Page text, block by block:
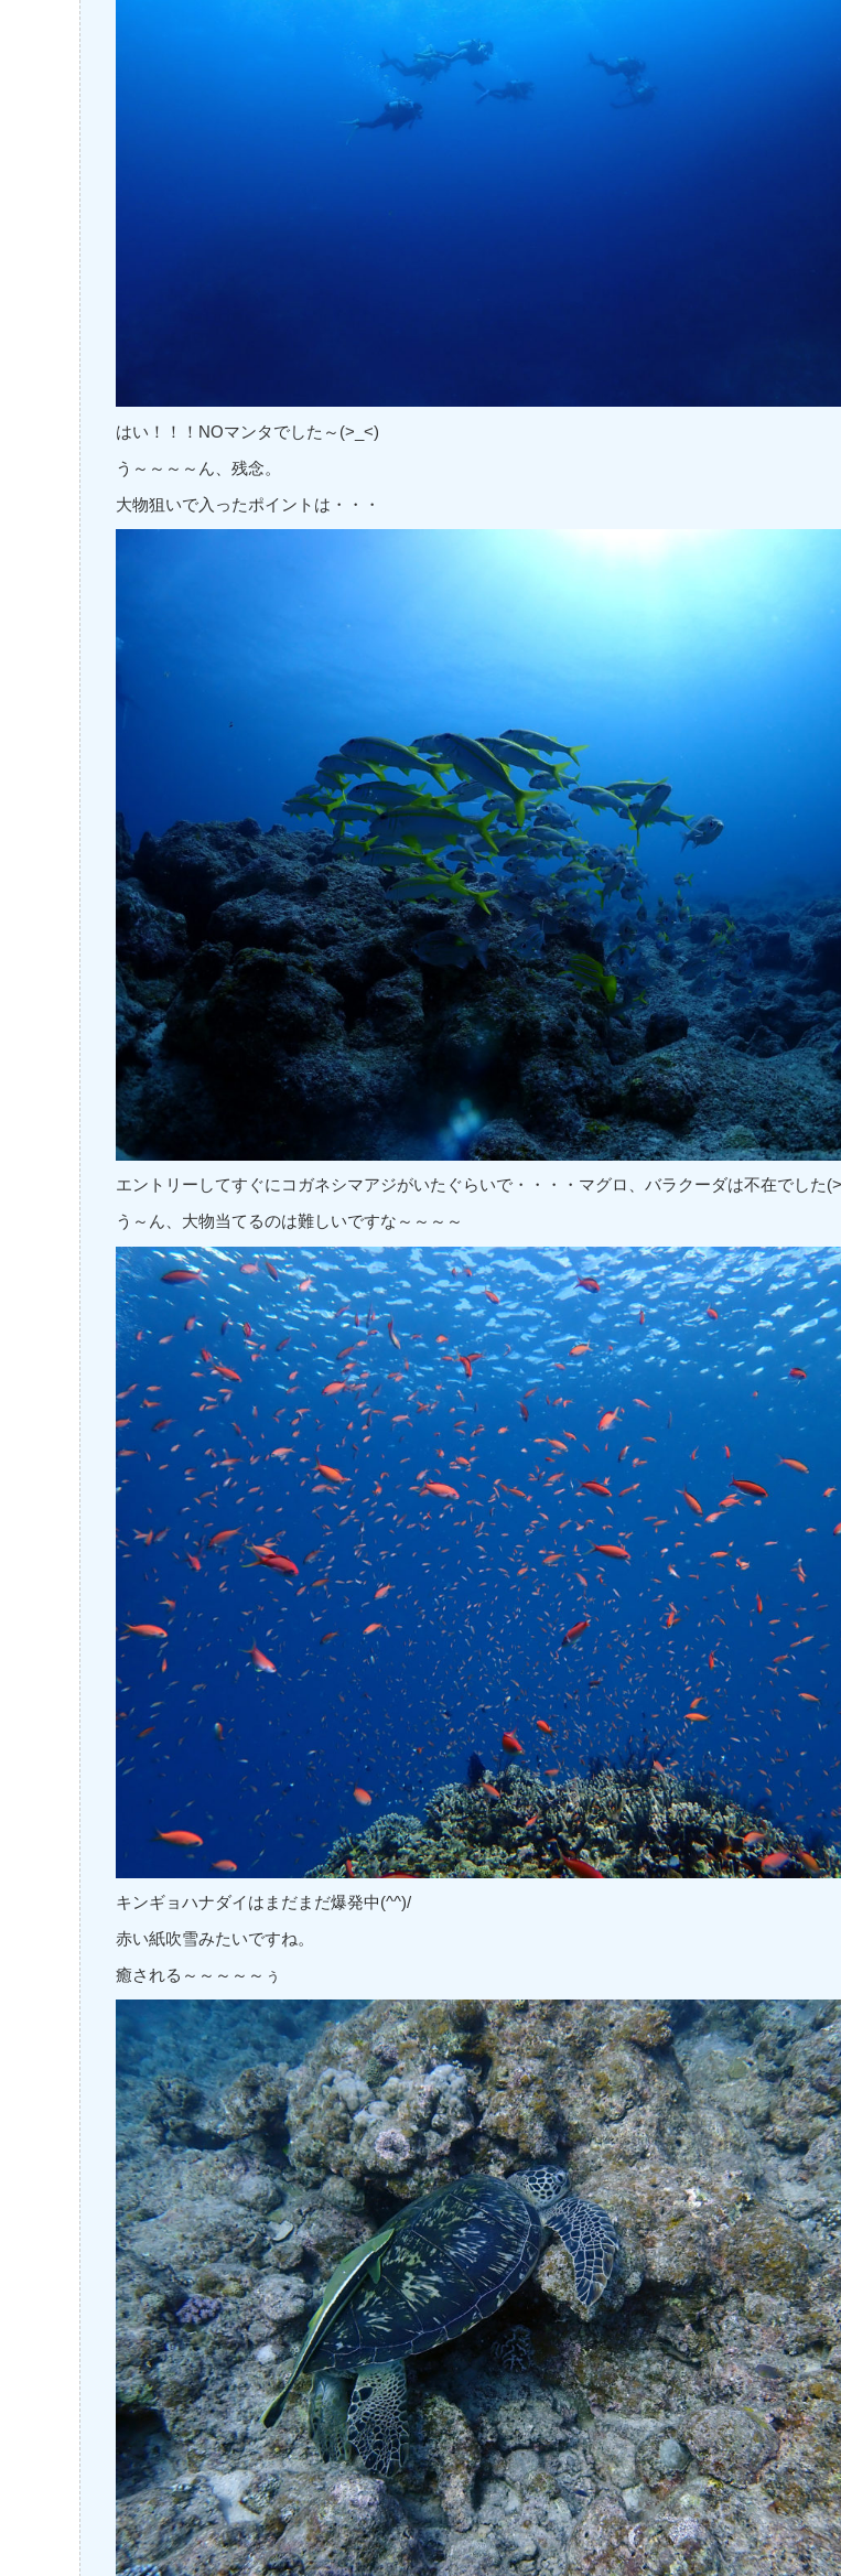
はい！！！NOマンタでした～(>_<)
う～～～～ん、残念。
大物狙いで入ったポイントは・・・
エントリーしてすぐにコガネシマアジがいたぐらいで・・・・マグロ、バラクーダは不在でした
う～ん、大物当てるのは難しいですな～～～～
キンギョハナダイはまだまだ爆発中(^^)/
赤い紙吹雪みたいですね。
癒される～～～～～ぅ